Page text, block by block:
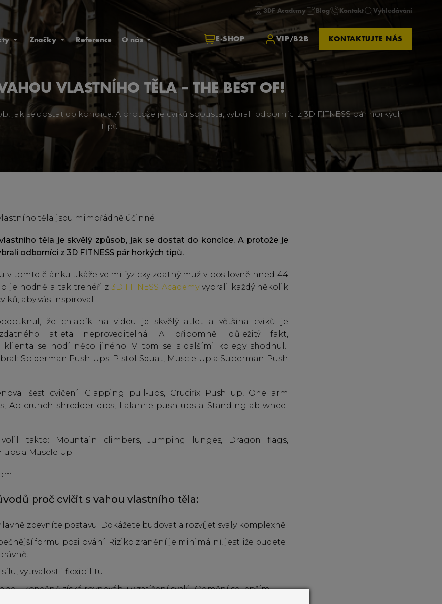
3DF Academy Blog Kontakt Vyhledávání
Značky Reference O nás KONTAKTUJTE NÁS
E-SHOP VIP/B2B
VLASTNÍHO TĚLA – THE BEST OF!
jak se dostat do kondice. A protože je cviků spousta, vybrali odborníci z 3D FITNESS pár horkých
tipů.
těla je skvělý způsob, jak se dostat do kondice. A protože je
odborníci z 3D FITNESS pár horkých tipů.
v tomto článku ukáže velmi fyzicky zdatný muž v posilovně hned 44
je hodně a tak trenéři z 3D FITNESS Academyvybrali každý několik
aby vás inspirovali.
že chlapík na videu je skvělý atlet a většina cviků je
atleta neproveditelná. A připomněl důležitý fakt,
klienta se hodí něco jiného. V tom se s dalšími kolegy shodnul.
Spiderman Push Ups, Pistol Squat, Muscle Up a Superman Push
šest cvičení. Clapping pull-ups, Crucifix Push up, One arm
Ab crunch shredder dips, Lalanne push ups a Standing ab wheel
volil takto: Mountain climbers, Jumping lunges, Dragon flags,
a Muscle Up.
proč cvičit s vahou vlastního těla:
zpevníte postavu. Dokážete budovat a rozvíjet svaly komplexně
formu posilování. Riziko zranění je minimální, jestliže budete
vytrvalost i flexibilitu
– konečně získá rovnováhu v zatížení svalů. Odmění se lepším